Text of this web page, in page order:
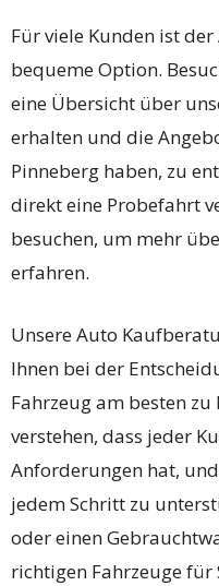
Für viele Kunden ist
bequeme Option.
eine Übersicht über
erhalten und die
Pinneberg haben, zu
direkt eine Probefahrt
besuchen, um mehr
erfahren.
Unsere Auto
Ihnen bei der
Fahrzeug am besten
verstehen, dass jeder
Anforderungen hat,
jedem Schritt zu
oder einen
richtigen Fahrzeuge für